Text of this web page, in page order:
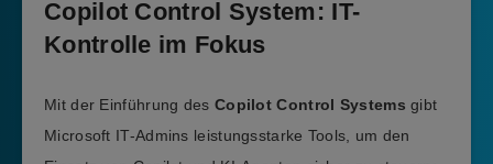
Copilot Control System: IT-
Kontrolle im Fokus
Mit der Einführung des Copilot Control Systems gibt
Microsoft IT-Admins leistungsstarke Tools, um den